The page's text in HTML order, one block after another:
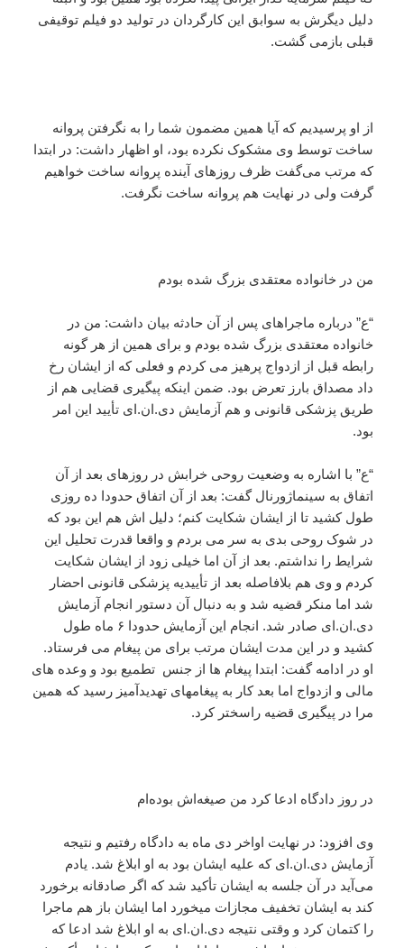
دلیل دیگرش به سوابق این کارگردان در تولید دو فیلم توقیفی
قبلی بازمی گشت.
از او پرسیدیم که آیا همین مضمون شما را به نگرفتن پروانه
ساخت توسط وی مشکوک نکرده بود، او اظهار داشت: در ابتدا
که مرتب می‌گفت ظرف روزهای آینده پروانه ساخت خواهیم
گرفت ولی در نهایت هم پروانه ساخت نگرفت.
من در خانواده معتقدی بزرگ شده بودم
“ع” درباره ماجراهای پس از آن حادثه بیان داشت: من در
خانواده معتقدی بزرگ شده بودم و برای همین از هر گونه
رابطه قبل از ازدواج پرهیز می کردم و فعلی که از ایشان رخ
داد مصداق بارز تعرض بود. ضمن اینکه پیگیری قضایی هم از
طریق پزشکی قانونی و هم آزمایش دی.ان.ای تأیید این امر
بود.
“ع” با اشاره به وضعیت روحی خرابش در روزهای بعد از آن
اتفاق به سینماژورنال گفت: بعد از آن اتفاق حدودا ده روزی
طول کشید تا از ایشان شکایت کنم؛ دلیل اش هم این بود که
در شوک روحی بدی به سر می بردم و واقعا قدرت تحلیل این
شرایط را نداشتم. بعد از آن اما خیلی زود از ایشان شکایت
کردم و وی هم بلافاصله بعد از تأییدیه پزشکی قانونی احضار
شد اما منکر قضیه شد و به دنبال آن دستور انجام آزمایش
دی.ان.ای صادر شد. انجام این آزمایش حدودا ۶ ماه طول
کشید و در این مدت ایشان مرتب برای من پیغام می فرستاد.
او در ادامه گفت: ابتدا پیغام ها از جنس تطمیع بود و وعده های
مالی و ازدواج اما بعد کار به پیغامهای تهدیدآمیز رسید که همین
مرا در پیگیری قضیه راسختر کرد.
در روز دادگاه ادعا کرد من صیغه‌اش بوده‌ام
وی افزود: در نهایت اواخر دی ماه به دادگاه رفتیم و نتیجه
آزمایش دی.ان.ای که علیه ایشان بود به او ابلاغ شد. یادم
می‌آید در آن جلسه به ایشان تأکید شد که اگر صادقانه برخورد
کند به ایشان تخفیف مجازات میخورد اما ایشان باز هم ماجرا
را کتمان کرد و وقتی نتیجه دی.ان.ای به او ابلاغ شد ادعا که